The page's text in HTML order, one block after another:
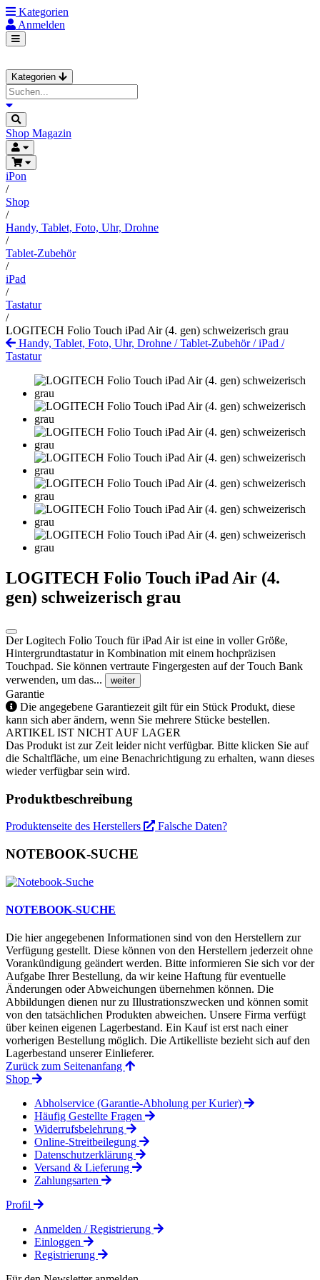
Kategorien
Anmelden
Kategorien
Shop Magazin
iPon
/
Shop
/
Handy, Tablet, Foto, Uhr, Drohne
/
Tablet-Zubehör
/
iPad
/
Tastatur
/
LOGITECH Folio Touch iPad Air (4. gen) schweizerisch grau
Handy, Tablet, Foto, Uhr, Drohne /Tablet-Zubehör/iPad /
Tastatur
LOGITECH Folio Touch iPad Air (4.
gen) schweizerisch grau
Der Logitech Folio Touch für iPad Air ist eine in voller Größe,
Hintergrundtastatur in Kombination mit einem hochpräzisen
Touchpad. Sie können vertraute Fingergesten auf der Touch Bank
verwenden, um das...
weiter
Garantie
Die angegebene Garantiezeit gilt für ein Stück Produkt, diese
kann sich aber ändern, wenn Sie mehrere Stücke bestellen.
ARTIKEL IST NICHT AUF LAGER
Das Produkt ist zur Zeit leider nicht verfügbar. Bitte klicken Sie auf
die Schaltfläche, um eine Benachrichtigung zu erhalten, wann dieses
wieder verfügbar sein wird.
Produktbeschreibung
Produktenseite des Herstellers Falsche Daten?
NOTEBOOK-SUCHE
NOTEBOOK-SUCHE
Die hier angegebenen Informationen sind von den Herstellern zur
Verfügung gestellt. Diese können von den Herstellern jederzeit ohne
Vorankündigung geändert werden. Bitte informieren Sie sich vor der
Aufgabe Ihrer Bestellung, da wir keine Haftung für eventuelle
Änderungen oder Abweichungen übernehmen können. Die
Abbildungen dienen nur zu Illustrationszwecken und können somit
von den tatsächlichen Produkten abweichen. Unsere Firma verfügt
über keinen eigenen Lagerbestand. Ein Kauf ist erst nach einer
vorherigen Bestellung möglich. Die Artikelliste bezieht sich auf den
Lagerbestand unserer Einlieferer.
Zurück zum Seitenanfang
Shop
Abholservice (Garantie-Abholung per Kurier)
Häufig Gestellte Fragen
Widerrufsbelehrung
Online-Streitbeilegung
Datenschutzerklärung
Versand & Lieferung
Zahlungsarten
Profil
Anmelden / Registrierung
Einloggen
Registrierung